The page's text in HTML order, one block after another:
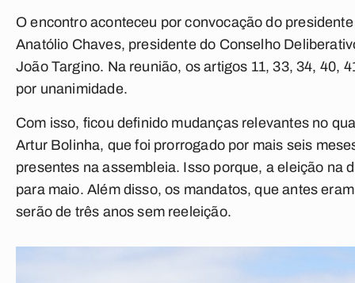
O encontro aconteceu por convocação do
Anatólio Chaves, presidente do Conselho
João Targino. Na reunião, os artigos 11, 33, 34, 40,
por unanimidade.
Com isso, ficou definido mudanças relevantes no
Artur Bolinha, que foi prorrogado por mais seis
presentes na assembleia. Isso porque, a eleição na
para maio. Além disso, os mandatos, que antes
serão de três anos sem reeleição.